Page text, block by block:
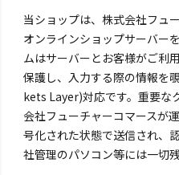
当ショップは、株式会社フュ
オンラインショップサーバー
ムはサーバーとお客様がご利
保護し、入力する際の情報を
kets Layer)対応です。重要な
会社フューチャーコマースが
号化された状態で送信され、
社管理のパソコン等には一切